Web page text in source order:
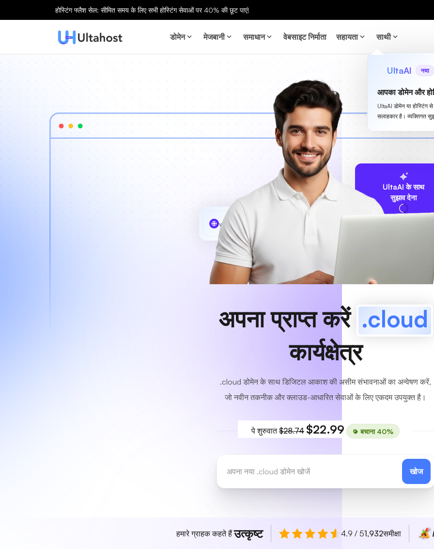
होस्टिंग फ्लैश सेल: सीमित समय के लिए सभी होस्टिंग सेवाओं पर 40% की छूट पाएं!
डोमेन मेजबानी समाधान वेबसाइट निर्माता सहायता साथी
UltaAI नया
आपका डोमेन और
UltaAI डोमेन या होस्टिंग
सलाहकार है। व्यक्तिगत
UltaAI के साथ
सुझाव देना
www MyCafe
अपना प्राप्त करें .cloud
कार्यक्षेत्र
.cloud डोमेन के साथ डिजिटल आकाश की असीम संभावनाओं का अन्वेषण करें,
जो नवीन तकनीक और क्लाउड-आधारित सेवाओं के लिए एकदम उपयुक्त है।
पे शुरुवात$28.74 $22.99 बचाना 40%
खोज
हमारे ग्राहक कहते हैंउत्कृष्ट 4.9 / 51,932समीक्षा